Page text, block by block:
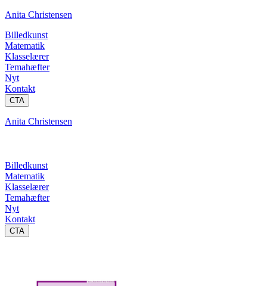
Anita Christensen
Billedkunst
Matematik
Klasselærer
Temahæfter
Nyt
Kontakt
CTA
Anita Christensen
Billedkunst
Matematik
Klasselærer
Temahæfter
Nyt
Kontakt
CTA